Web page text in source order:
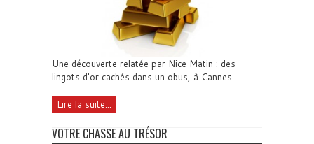
Une découverte relatée par Nice Matin : des
lingots d'or cachés dans un obus, à Cannes
Lire la suite...
VOTRE CHASSE AU TRÉSOR